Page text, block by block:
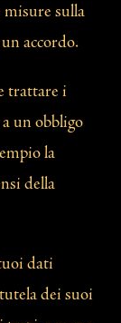
sulla
accordo.
trattare i
un obbligo
la
della
dati
dei suoi